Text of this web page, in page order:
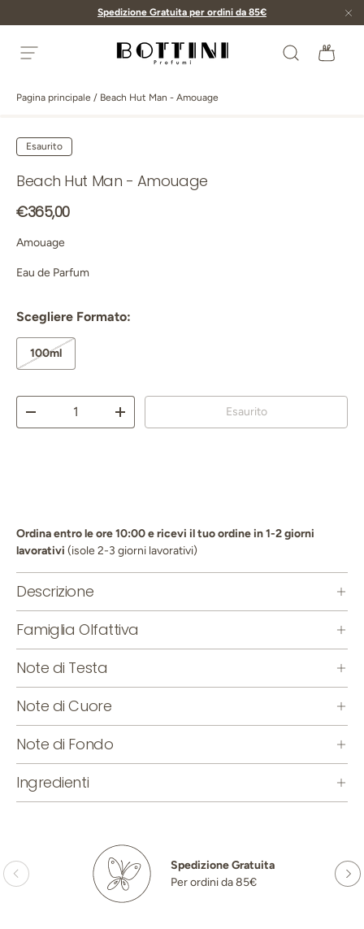
Passa ai contenuti
Spedizione Gratuita per ordini da 85€
Cerca
Pagina principale / Beach Hut Man - Amouage
Passa alle informazioni sul prodotto
Esaurito
Beach Hut Man - Amouage
Prezzo normale
€365,00
Amouage
Eau de Parfum
Scegliere Formato:
100ml
Diminuire la quantitàAumenta la quantità
Esaurito
Ordina entro le ore 10:00 e ricevi il tuo ordine in 1-2 giorni
lavorativi (isole 2-3 giorni lavorativi)
Descrizione
Famiglia Olfattiva
Note di Testa
Note di Cuore
Note di Fondo
Ingredienti
Spedizione Gratuita
Per ordini da 85€